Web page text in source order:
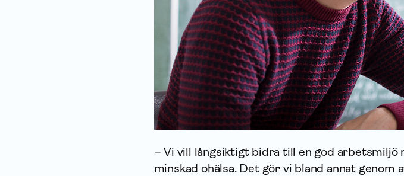
– Vi vill långsiktigt bidra till en god arbetsmiljö
minskad ohälsa. Det gör vi bland annat genom